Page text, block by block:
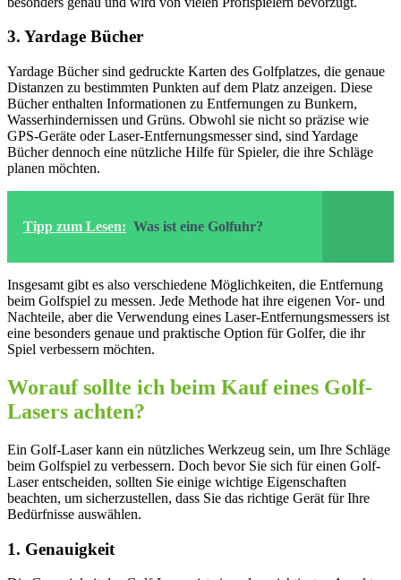
3. Yardage Bücher
Yardage Bücher sind gedruckte Karten des Golfplatzes, die genaue
Distanzen zu bestimmten Punkten auf dem Platz anzeigen. Diese
Bücher enthalten Informationen zu Entfernungen zu Bunkern,
Wasserhindernissen und Grüns. Obwohl sie nicht so präzise wie
GPS-Geräte oder Laser-Entfernungsmesser sind, sind Yardage
Bücher dennoch eine nützliche Hilfe für Spieler, die ihre Schläge
planen möchten.
Tipp zum Lesen: Was ist eine Golfuhr?
Insgesamt gibt es also verschiedene Möglichkeiten, die Entfernung
beim Golfspiel zu messen. Jede Methode hat ihre eigenen Vor- und
Nachteile, aber die Verwendung eines Laser-Entfernungsmessers ist
eine besonders genaue und praktische Option für Golfer, die ihr
Spiel verbessern möchten.
Worauf sollte ich beim Kauf eines Golf-
Lasers achten?
Ein Golf-Laser kann ein nützliches Werkzeug sein, um Ihre Schläge
beim Golfspiel zu verbessern. Doch bevor Sie sich für einen Golf-
Laser entscheiden, sollten Sie einige wichtige Eigenschaften
beachten, um sicherzustellen, dass Sie das richtige Gerät für Ihre
Bedürfnisse auswählen.
1. Genauigkeit